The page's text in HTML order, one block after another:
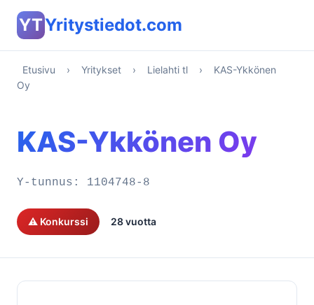
YTYritystiedot.com
Etusivu › Yritykset › Lielahti tl ›
KAS-Ykkönen
Oy
KAS-Ykkönen Oy
Y-tunnus: 1104748-8
⚠️ Konkurssi 28 vuotta